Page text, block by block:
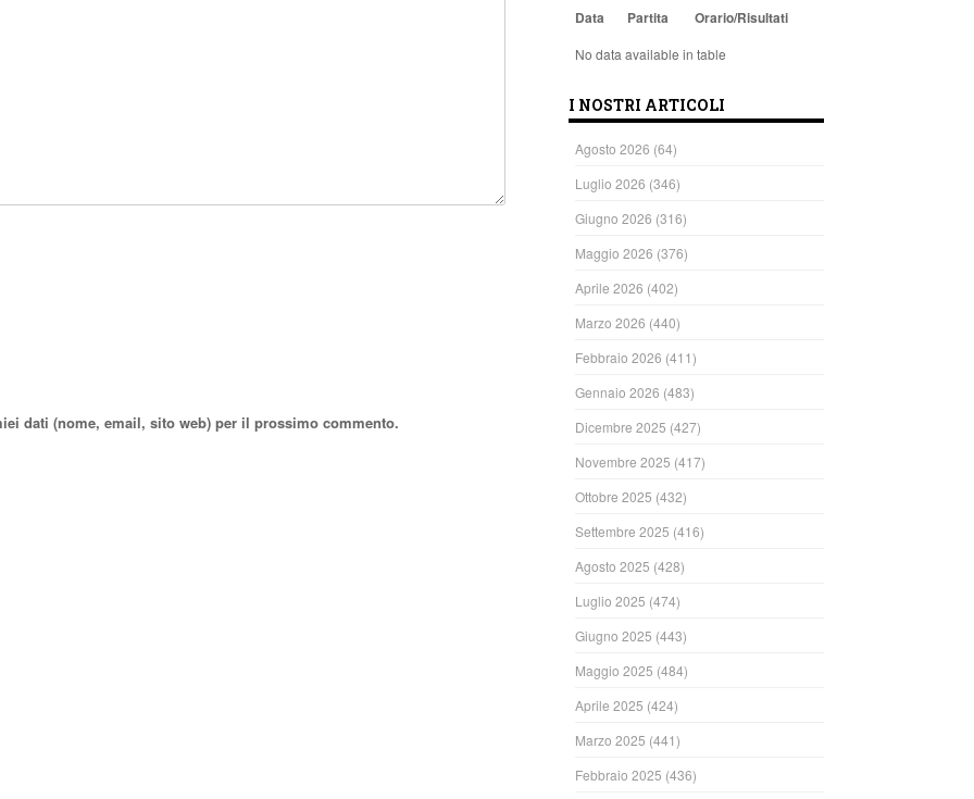
dati (nome, email, sito web) per il prossimo commento.
Data Partita Orario/Risultati
No data available in table
I NOSTRI ARTICOLI
Agosto 2026 (64)
Luglio 2026 (346)
Giugno 2026 (316)
Maggio 2026 (376)
Aprile 2026 (402)
Marzo 2026 (440)
Febbraio 2026 (411)
Gennaio 2026 (483)
Dicembre 2025 (427)
Novembre 2025 (417)
Ottobre 2025 (432)
Settembre 2025 (416)
Agosto 2025 (428)
Luglio 2025 (474)
Giugno 2025 (443)
Maggio 2025 (484)
Aprile 2025 (424)
Marzo 2025 (441)
Febbraio 2025 (436)